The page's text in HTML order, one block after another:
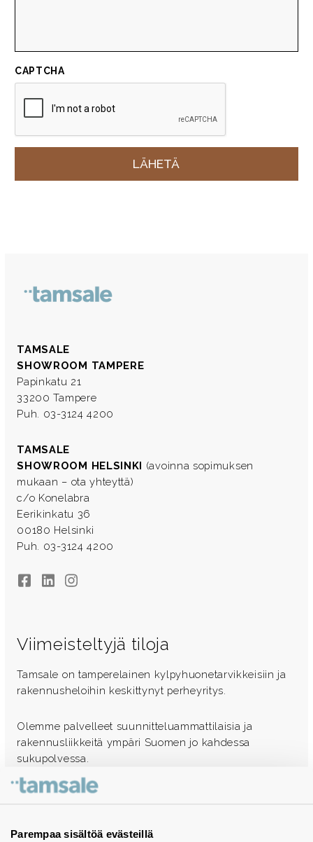
Parempaa sisältöä evästeillä
CAPTCHA
TAMSALE
SHOWROOM TAMPERE
Papinkatu 21
33200 Tampere
Puh. 03-3124 4200
TAMSALE
SHOWROOM HELSINKI (avoinna sopimuksen
mukaan – ota yhteyttä)
c/o Konelabra
Eerikinkatu 36
00180 Helsinki
Puh. 03-3124 4200
FacebookLinkedInInstagram
Viimeisteltyjä tiloja
Tamsale on tamperelainen kylpyhuonetarvikkeisiin ja
rakennusheloihin keskittynyt perheyritys.
Olemme palvelleet suunnitteluammattilaisia ja
rakennusliikkeitä ympäri Suomen jo kahdessa
sukupolvessa.
Ota yhteyttä - autamme mielellämme
Tuotekuvastot